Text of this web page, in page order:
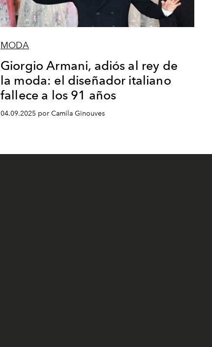
MODA
Giorgio Armani, adiós al rey de
la moda: el diseñador italiano
fallece a los 91 años
04.09.2025 por Camila Ginouves